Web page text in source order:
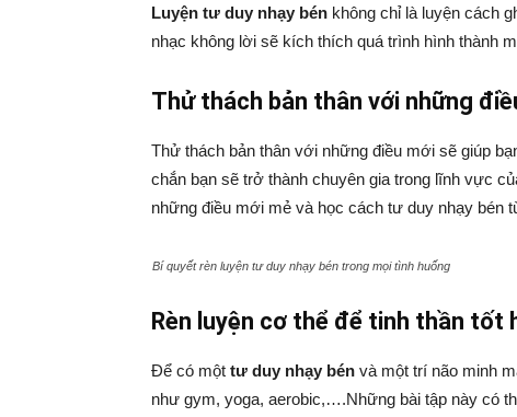
Luyện tư duy nhạy bén không chỉ là luyện cách
nhạc không lời sẽ kích thích quá trình hình thành
Thử thách bản thân với những
Thử thách bản thân với những điều mới sẽ giúp
chắn bạn sẽ trở thành chuyên gia trong lĩnh vực
những điều mới mẻ và học cách tư duy nhạy bén
Bí quyết rèn luyện tư duy nhạy bén trong mọi tình huống
Rèn luyện cơ thể để tinh thần tốt
Để có một tư duy nhạy bén và một trí não minh
như gym, yoga, aerobic,….Những bài tập này có